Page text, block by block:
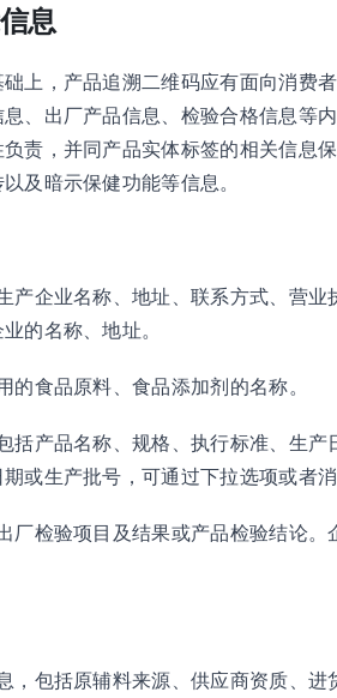
息
上，产品追溯二维码应有面向消费
、出厂产品信息、检验合格信息等
责，并同产品实体标签的相关信息
及暗示保健功能等信息。
产企业名称、地址、联系方式、营
的名称、地址。
的食品原料、食品添加剂的名称。
括产品名称、规格、执行标准、生
或生产批号，可通过下拉选项或者
厂检验项目及结果或产品检验结论
，包括原辅料来源、供应商资质、进